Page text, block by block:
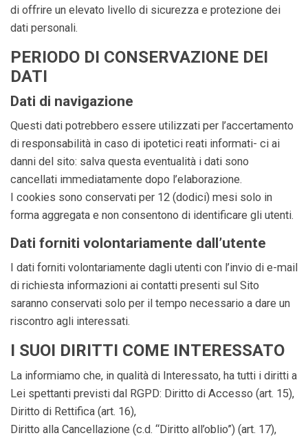
di offrire un elevato livello di sicurezza e protezione dei
dati personali.
PERIODO DI CONSERVAZIONE DEI
DATI
Dati di navigazione
Questi dati potrebbero essere utilizzati per l’accertamento
di responsabilità in caso di ipotetici reati informati- ci ai
danni del sito: salva questa eventualità i dati sono
cancellati immediatamente dopo l’elaborazione.
I cookies sono conservati per 12 (dodici) mesi solo in
forma aggregata e non consentono di identificare gli utenti.
Dati forniti volontariamente dall’utente
I dati forniti volontariamente dagli utenti con l’invio di e-mail
di richiesta informazioni ai contatti presenti sul Sito
saranno conservati solo per il tempo necessario a dare un
riscontro agli interessati.
I SUOI DIRITTI COME INTERESSATO
La informiamo che, in qualità di Interessato, ha tutti i diritti a
Lei spettanti previsti dal RGPD: Diritto di Accesso (art. 15),
Diritto di Rettifica (art. 16),
Diritto alla Cancellazione (c.d. “Diritto all’oblio”) (art. 17),